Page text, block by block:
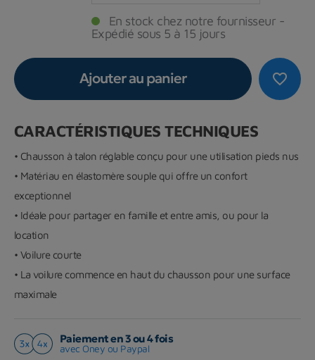
En stock chez notre fournisseur -
Expédié sous 5 à 15 jours
favorite_border
Ajouter au panier
CARACTÉRISTIQUES TECHNIQUES
• Chausson à talon réglable conçu pour une utilisation pieds nus
• Matériau en élastomère souple qui offre un confort
exceptionnel
• Idéale pour partager en famille et entre amis, ou pour la
location
• Voilure courte
• La voilure commence en haut du chausson pour une surface
maximale
Paiement en 3 ou 4 fois
avec Oney ou Paypal